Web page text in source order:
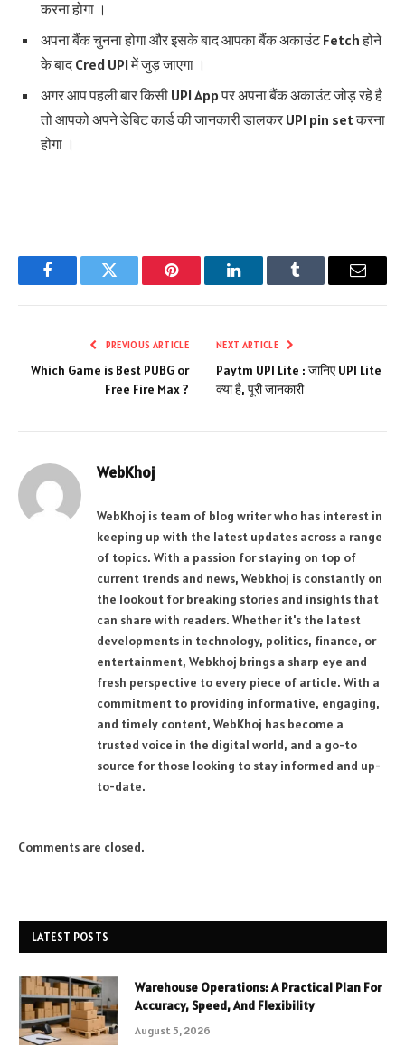
करना होगा ।
अपना बैंक चुनना होगा और इसके बाद आपका बैंक अकाउंट Fetch होने
के बाद Cred UPI में जुड़ जाएगा ।
अगर आप पहली बार किसी UPI App पर अपना बैंक अकाउंट जोड़ रहे है
तो आपको अपने डेबिट कार्ड की जानकारी डालकर UPI pin set करना
होगा ।
FacebookTwitter Pinterest LinkedInTumblr Email
PREVIOUS ARTICLE
Which Game is Best PUBG or
Free Fire Max ?
NEXT ARTICLE
Paytm UPI Lite : जानिए UPI Lite
क्या है, पूरी जानकारी
WebKhoj
WebKhoj is team of blog writer who has interest in
keeping up with the latest updates across a range
of topics. With a passion for staying on top of
current trends and news, Webkhoj is constantly on
the lookout for breaking stories and insights that
can share with readers. Whether it's the latest
developments in technology, politics, finance, or
entertainment, Webkhoj brings a sharp eye and
fresh perspective to every piece of article. With a
commitment to providing informative, engaging,
and timely content, WebKhoj has become a
trusted voice in the digital world, and a go-to
source for those looking to stay informed and up-
to-date.
Comments are closed.
LATEST POSTS
Warehouse Operations: A Practical Plan For
Accuracy, Speed, And Flexibility
August 5, 2026